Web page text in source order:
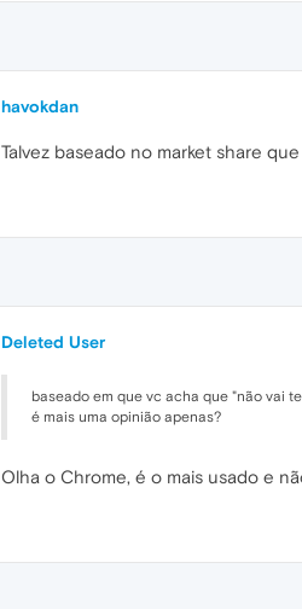
havokdan
Talvez baseado no market share
Deleted User
baseado em que vc acha que "não vai
é mais uma opinião apenas?
Olha o Chrome, é o mais usado e